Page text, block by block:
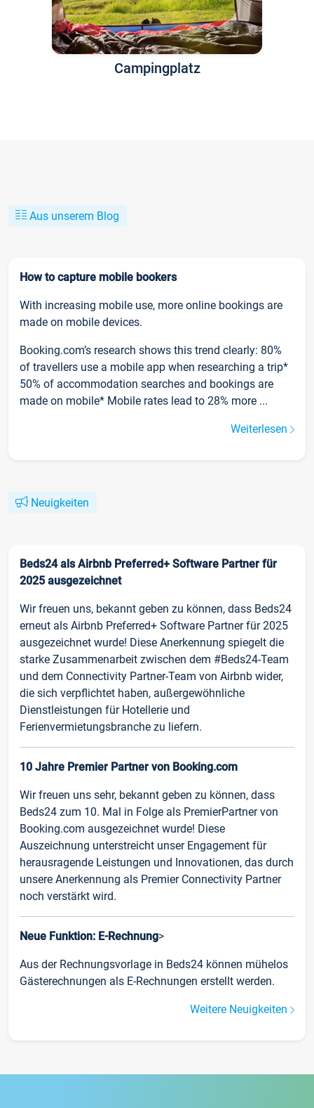
Campingplatz
Aus unserem Blog
How to capture mobile bookers
With increasing mobile use, more online bookings are
made on mobile devices.
Booking.com’s research shows this trend clearly: 80%
of travellers use a mobile app when researching a trip*
50% of accommodation searches and bookings are
made on mobile* Mobile rates lead to 28% more ...
Weiterlesen
Neuigkeiten
Beds24 als Airbnb Preferred+ Software Partner für
2025 ausgezeichnet
Wir freuen uns, bekannt geben zu können, dass Beds24
erneut als Airbnb Preferred+ Software Partner für 2025
ausgezeichnet wurde! Diese Anerkennung spiegelt die
starke Zusammenarbeit zwischen dem #Beds24-Team
und dem Connectivity Partner-Team von Airbnb wider,
die sich verpflichtet haben, außergewöhnliche
Dienstleistungen für Hotellerie und
Ferienvermietungsbranche zu liefern.
10 Jahre Premier Partner von Booking.com
Wir freuen uns sehr, bekannt geben zu können, dass
Beds24 zum 10. Mal in Folge als PremierPartner von
Booking.com ausgezeichnet wurde! Diese
Auszeichnung unterstreicht unser Engagement für
herausragende Leistungen und Innovationen, das durch
unsere Anerkennung als Premier Connectivity Partner
noch verstärkt wird.
Neue Funktion: E-Rechnung>
Aus der Rechnungsvorlage in Beds24 können mühelos
Gästerechnungen als E-Rechnungen erstellt werden.
Weitere Neuigkeiten